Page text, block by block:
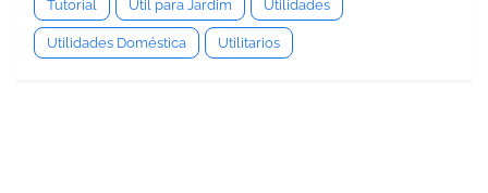
Tutorial Util para Jardim Utilidades
Utilidades Doméstica Utilitarios